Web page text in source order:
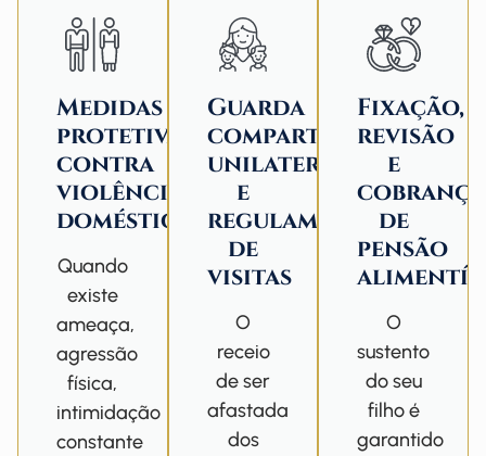
Medidas
protetivas
contra
violência
doméstica
Quando
existe
ameaça,
agressão
física,
intimidação
constante
Guarda
compartilhada,
unilateral
e
regulamentação
de
visitas
O
receio
de ser
afastada
dos
Fixação,
revisão
e
cobrança
de
pensão
O
sustento
do seu
filho é
garantido